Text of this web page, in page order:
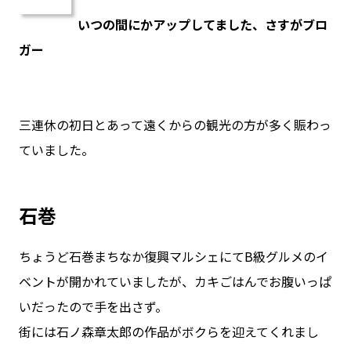
いつの間にかアップしてました、さすがブロ
ガー
三連休の初日とあって遠くからの観光の方が多く賑わっ
ていました。
石巻
ちょうど石巻まちなか復興マルシェにてB級グルメのイ
ベントが開かれていましたが、カキごはんでお腹いっぱ
いだったので手を出さず。
街には石ノ森章太郎の作品がボクらを迎えてくれまし